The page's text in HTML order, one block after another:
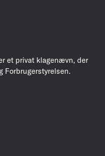
et privat klagenævn, der
Forbrugerstyrelsen.